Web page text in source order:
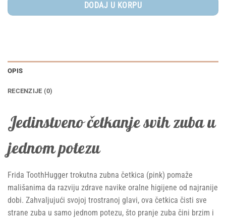
DODAJ U KORPU
OPIS
RECENZIJE (0)
Jedinstveno četkanje svih zuba u
jednom potezu
Frida ToothHugger trokutna zubna četkica (pink) pomaže
mališanima da razviju zdrave navike oralne higijene od najranije
dobi. Zahvaljujući svojoj trostranoj glavi, ova četkica čisti sve
strane zuba u samo jednom potezu, što pranje zuba čini brzim i